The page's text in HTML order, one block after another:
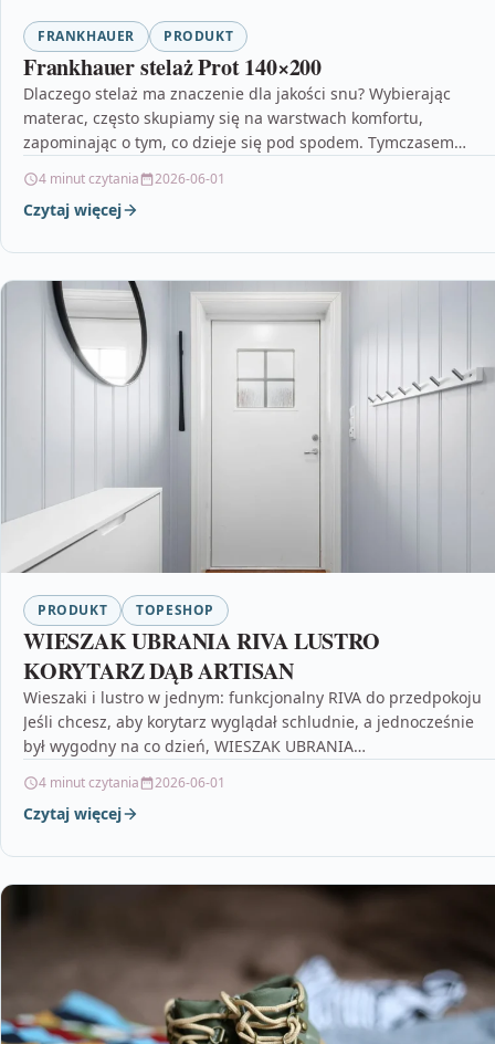
FRANKHAUER PRODUKT
Frankhauer stelaż Prot 140×200
Dlaczego stelaż ma znaczenie dla jakości snu? Wybierając
materac, często skupiamy się na warstwach komfortu,
zapominając o tym, co dzieje się pod spodem. Tymczasem…
4 minut czytania 2026-06-01
Czytaj więcej
PRODUKT TOPESHOP
WIESZAK UBRANIA RIVA LUSTRO
KORYTARZ DĄB ARTISAN
Wieszaki i lustro w jednym: funkcjonalny RIVA do przedpokoju
Jeśli chcesz, aby korytarz wyglądał schludnie, a jednocześnie
był wygodny na co dzień, WIESZAK UBRANIA…
4 minut czytania 2026-06-01
Czytaj więcej